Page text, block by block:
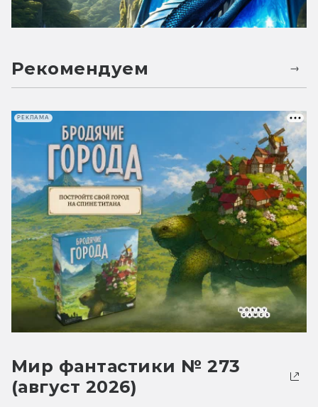
Рекомендуем
РЕКЛАМА
Мир фантастики № 273
(август 2026)